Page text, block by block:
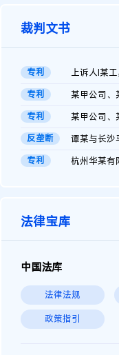
裁判文书
专利
专利
专利
反垄断
专利
法律宝库
中国法库
法律法规
政策指引